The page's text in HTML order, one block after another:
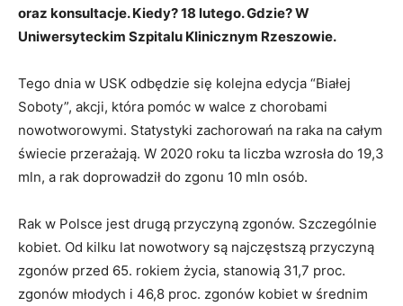
oraz konsultacje. Kiedy? 18 lutego. Gdzie? W
Uniwersyteckim Szpitalu Klinicznym Rzeszowie.
Tego dnia w USK odbędzie się kolejna edycja “Białej
Soboty”, akcji, która pomóc w walce z chorobami
nowotworowymi. Statystyki zachorowań na raka na całym
świecie przerażają. W 2020 roku ta liczba wzrosła do 19,3
mln, a rak doprowadził do zgonu 10 mln osób.
Rak w Polsce jest drugą przyczyną zgonów. Szczególnie
kobiet. Od kilku lat nowotwory są najczęstszą przyczyną
zgonów przed 65. rokiem życia, stanowią 31,7 proc.
zgonów młodych i 46,8 proc. zgonów kobiet w średnim